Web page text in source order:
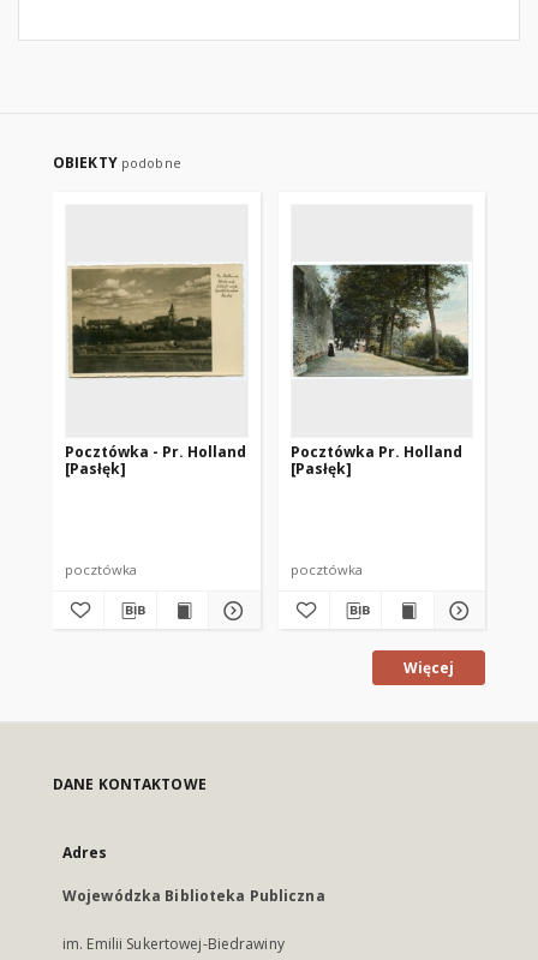
OBIEKTY podobne
Pocztówka - Pr. Holland
[Pasłęk]
pocztówka
Pocztówka Pr. Holland
[Pasłęk]
pocztówka
Więcej
DANE KONTAKTOWE
Adres
Wojewódzka Biblioteka Publiczna
im. Emilii Sukertowej-Biedrawiny